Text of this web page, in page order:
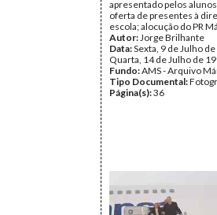
apresentado pelos
oferta de presentes à
escola; alocução do PR
Autor:Jorge Brilhante
Data:Sexta, 9 de Julho
Quarta, 14 de Julho de
Fundo:AMS - Arquivo
Tipo Documental:
Página(s):36